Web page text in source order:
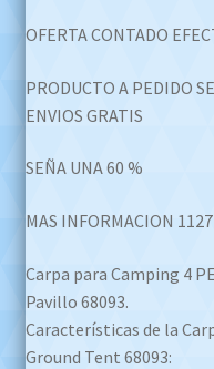
was:
OFERTA CONTADO
PRODUCTO A PEDIDO
ENVIOS GRATIS
SEÑA UNA 60 %
MAS INFORMACION
Carpa para Camping 4
Pavillo 68093.
Características de la
Ground Tent 68093: